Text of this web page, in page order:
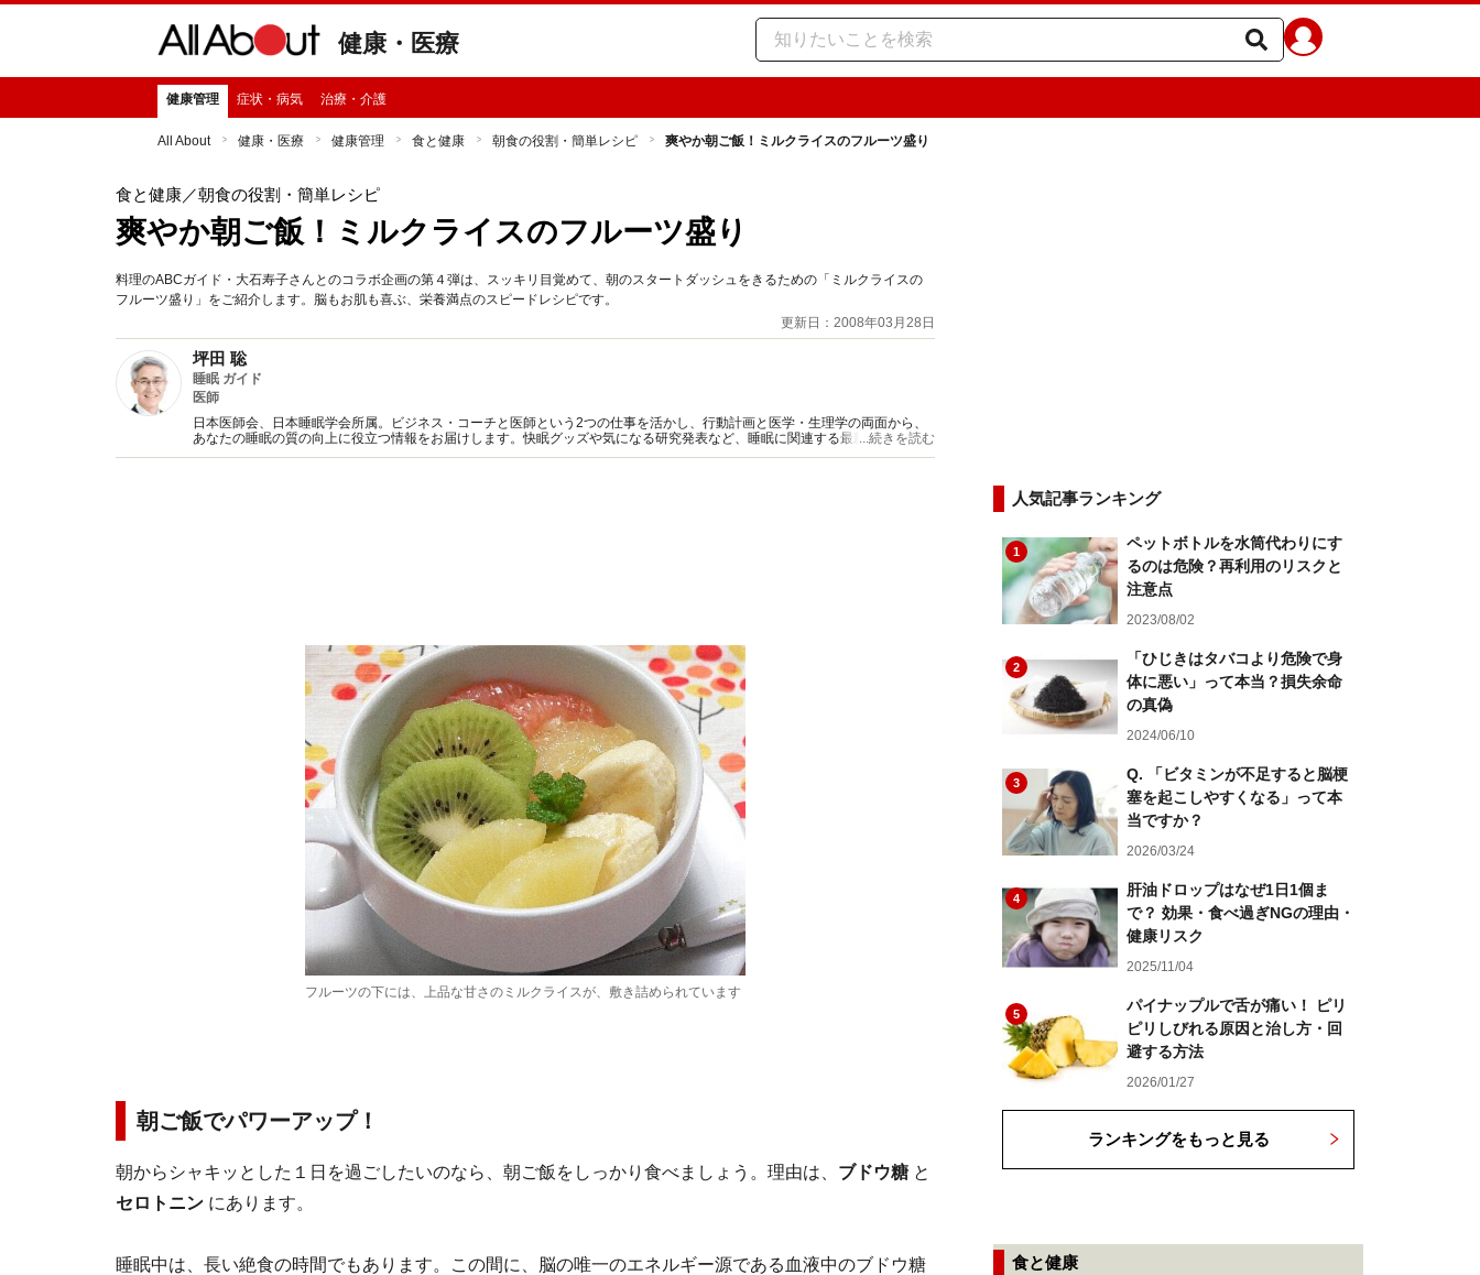
健康・医療
健康管理 症状・病気 治療・介護
All About 健康・医療 健康管理 食と健康 朝食の役割・簡単レシピ 爽やか朝ご飯！ミルクライスのフルーツ盛り
食と健康／朝食の役割・簡単レシピ
爽やか朝ご飯！ミルクライスのフルーツ盛り
料理のABCガイド・大石寿子さんとのコラボ企画の第４弾は、スッキリ目覚めて、朝のスタートダッシュをきるための「ミルクライスの
フルーツ盛り」をご紹介します。脳もお肌も喜ぶ、栄養満点のスピードレシピです。
更新日：2008年03月28日
坪田 聡
睡眠 ガイド
医師
日本医師会、日本睡眠学会所属。ビジネス・コーチと医師という2つの仕事を活かし、行動計画と医学・生理学の両面から、
あなたの睡眠の質の向上に役立つ情報をお届けします。快眠グッズや気になる研究発表など、睡眠に関連する最新情報も豊富
にご紹介します。
...続きを読む
フルーツの下には、上品な甘さのミルクライスが、敷き詰められています
朝ご飯でパワーアップ！
朝からシャキッとした１日を過ごしたいのなら、朝ご飯をしっかり食べましょう。理由は、 ブドウ糖 と
セロトニン にあります。
睡眠中は、長い絶食の時間でもあります。この間に、脳の唯一のエネルギー源である血液中のブドウ糖
人気記事ランキング
1
ペットボトルを水筒代わりにす
るのは危険？再利用のリスクと
注意点
2023/08/02
2
「ひじきはタバコより危険で身
体に悪い」って本当？損失余命
の真偽
2024/06/10
3
Q. 「ビタミンが不足すると脳梗
塞を起こしやすくなる」って本
当ですか？
2026/03/24
4
肝油ドロップはなぜ1日1個ま
で？ 効果・食べ過ぎNGの理由・
健康リスク
2025/11/04
5
パイナップルで舌が痛い！ ピリ
ピリしびれる原因と治し方・回
避する方法
2026/01/27
ランキングをもっと見る
食と健康